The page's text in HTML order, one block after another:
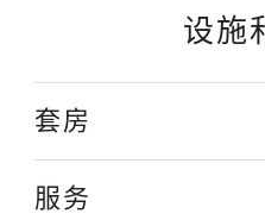
设施
套房
服务